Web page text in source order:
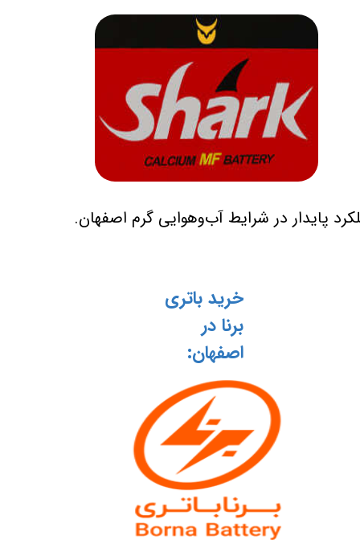
پایدار در شرایط آب‌وهوایی گرم اصفهان.
خرید باتری
برنا در
اصفهان: